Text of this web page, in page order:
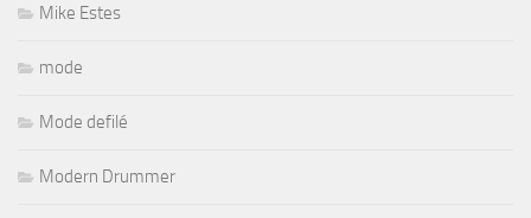
Mike Estes
mode
Mode defilé
Modern Drummer